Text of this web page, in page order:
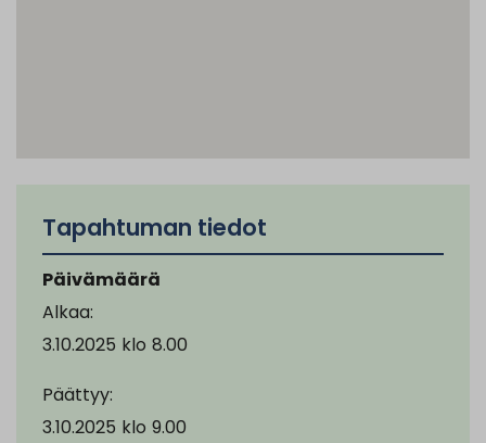
Tapahtuman tiedot
Päivämäärä
Alkaa:
3.10.2025 klo 8.00
Päättyy:
3.10.2025 klo 9.00